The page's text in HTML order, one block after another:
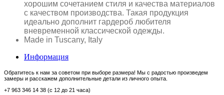
хорошим сочетанием стиля и качества материалов
с качеством производства. Такая продукция
идеально дополнит гардероб любителя
вневременной классической одежды.
Made in Tuscany, Italy
Информация
Обратитесь к нам за советом при выборе размера! Мы с радостью произведем
замеры и расскажем дополнительные детали из личного опыта.
+7 963 346 14 38 (с 12 до 21 часа)